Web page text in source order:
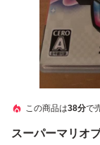
この商品は38分で
スーパーマリオ